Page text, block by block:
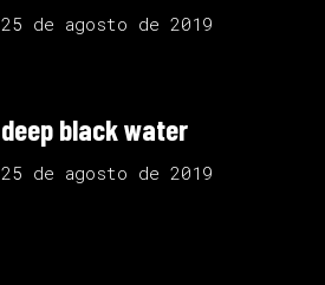
25 de agosto de 2019
deep black water
25 de agosto de 2019